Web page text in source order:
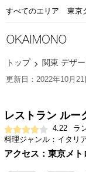
すべてのエリア 東京
トップ 関東 デザー
更新日：2022年10月21
レストラン ルー
4.22 ラ
料理ジャンル：イタリ
アクセス：東京メ